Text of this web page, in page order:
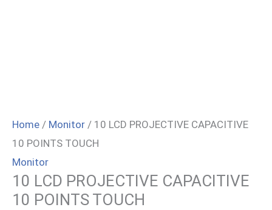
Home / Monitor / 10 LCD PROJECTIVE CAPACITIVE
10 POINTS TOUCH
Monitor
10 LCD PROJECTIVE CAPACITIVE
10 POINTS TOUCH